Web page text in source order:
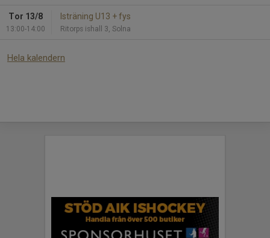
Tor 13/8
13:00-14:00
Isträning U13 + fys
Ritorps ishall 3, Solna
Hela kalendern